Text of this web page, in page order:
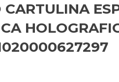
CARTULINA